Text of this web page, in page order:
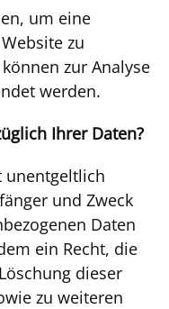
um eine
zu
zur Analyse
werden.
Ihrer Daten?
unentgeltlich
und Zweck
Daten
ein Recht, die
dieser
zu weiteren